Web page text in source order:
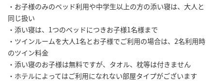
・お子様のみのベッド利用や中学生以上の方の添い寝は、大人と
同じ扱い
・添い寝は、1つのベッドにつきお子様1名様まで
・ツインルームを大人1名とお子様でご利用の場合は、2名利用時
のツイン料金
・添い寝のお子様は無料ですが、タオル、枕等は付きません
・ホテルによってはご利用になれない部屋タイプがございます